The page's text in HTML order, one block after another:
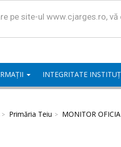
pe site-ul www.cjarges.ro,
INTEGRITATE
Primăria Teiu MONITOR